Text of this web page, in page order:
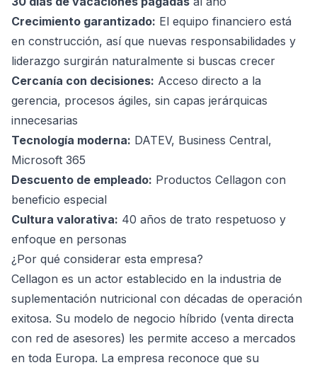
Crecimiento garantizado: El equipo financiero está
en construcción, así que nuevas responsabilidades y
liderazgo surgirán naturalmente si buscas crecer
Cercanía con decisiones: Acceso directo a la
gerencia, procesos ágiles, sin capas jerárquicas
innecesarias
Tecnología moderna: DATEV, Business Central,
Microsoft 365
Descuento de empleado: Productos Cellagon con
beneficio especial
Cultura valorativa: 40 años de trato respetuoso y
enfoque en personas
¿Por qué considerar esta empresa?
Cellagon es un actor establecido en la industria de
suplementación nutricional con décadas de operación
exitosa. Su modelo de negocio híbrido (venta directa
con red de asesores) les permite acceso a mercados
en toda Europa. La empresa reconoce que su